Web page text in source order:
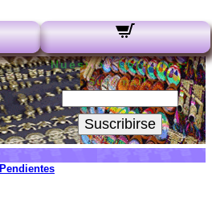
Nuestros boletines:
Su Email:
Suscribirse
Pendientes